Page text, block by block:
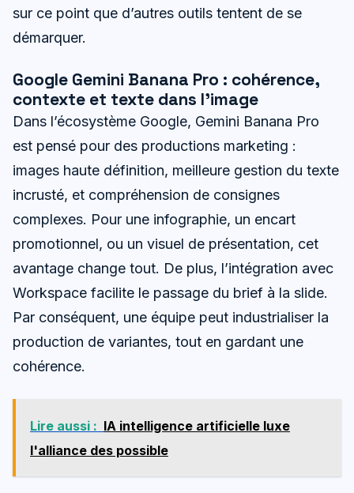
sur ce point que d’autres outils tentent de se
démarquer.
Google Gemini Banana Pro : cohérence,
contexte et texte dans l’image
Dans l’écosystème Google, Gemini Banana Pro
est pensé pour des productions marketing :
images haute définition, meilleure gestion du texte
incrusté, et compréhension de consignes
complexes. Pour une infographie, un encart
promotionnel, ou un visuel de présentation, cet
avantage change tout. De plus, l’intégration avec
Workspace facilite le passage du brief à la slide.
Par conséquent, une équipe peut industrialiser la
production de variantes, tout en gardant une
cohérence.
Lire aussi : IA intelligence artificielle luxe
l'alliance des possible